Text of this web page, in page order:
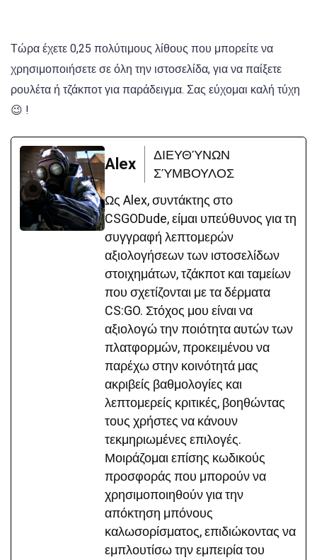
Τώρα έχετε 0,25 πολύτιμους λίθους που μπορείτε να
χρησιμοποιήσετε σε όλη την ιστοσελίδα, για να παίξετε
ρουλέτα ή τζάκποτ για παράδειγμα. Σας εύχομαι καλή τύχη
😉 !
Alex
ΔΙΕΥΘΎΝΩΝ
ΣΎΜΒΟΥΛΟΣ
Ως Alex, συντάκτης στο
CSGODude, είμαι υπεύθυνος για τη
συγγραφή λεπτομερών
αξιολογήσεων των ιστοσελίδων
στοιχημάτων, τζάκποτ και ταμείων
που σχετίζονται με τα δέρματα
CS:GO. Στόχος μου είναι να
αξιολογώ την ποιότητα αυτών των
πλατφορμών, προκειμένου να
παρέχω στην κοινότητά μας
ακριβείς βαθμολογίες και
λεπτομερείς κριτικές, βοηθώντας
τους χρήστες να κάνουν
τεκμηριωμένες επιλογές.
Μοιράζομαι επίσης κωδικούς
προσφοράς που μπορούν να
χρησιμοποιηθούν για την
απόκτηση μπόνους
καλωσορίσματος, επιδιώκοντας να
εμπλουτίσω την εμπειρία του